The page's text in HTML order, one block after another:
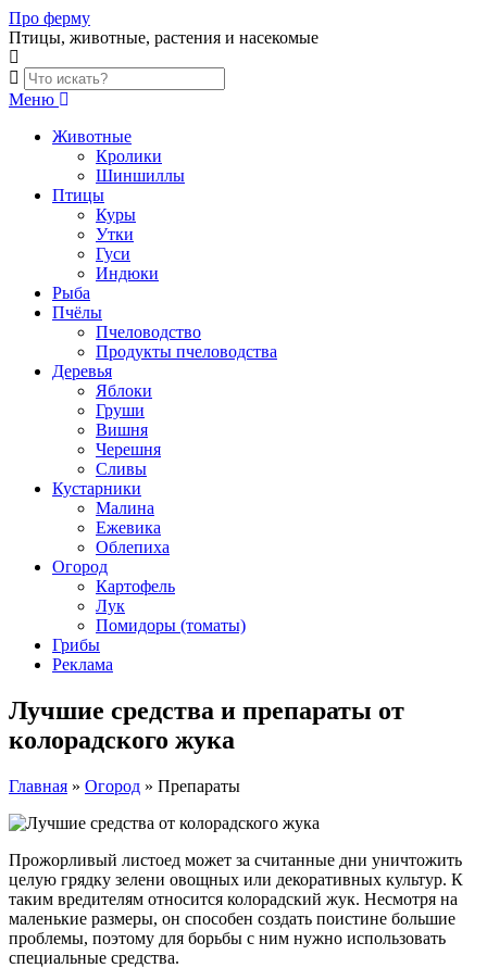
Skip
to
content
Про ферму
Птицы, животные, растения и насекомые
Меню
Животные
Кролики
Шиншиллы
Птицы
Куры
Утки
Гуси
Индюки
Рыба
Пчёлы
Пчеловодство
Продукты пчеловодства
Деревья
Яблоки
Груши
Вишня
Черешня
Сливы
Кустарники
Малина
Ежевика
Облепиха
Огород
Картофель
Лук
Помидоры (томаты)
Грибы
Реклама
Лучшие средства и препараты от
колорадского жука
Главная » Огород » Препараты
Прожорливый листоед может за считанные дни уничтожить
целую грядку зелени овощных или декоративных культур. К
таким вредителям относится колорадский жук. Несмотря на
маленькие размеры, он способен создать поистине большие
проблемы, поэтому для борьбы с ним нужно использовать
специальные средства.